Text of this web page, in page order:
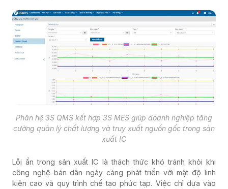
Phân hệ 3S QMS kết hợp 3S MES giúp doanh nghiệp tăng
cường quản lý chất lượng và truy xuất nguồn gốc trong sản
xuất IC
Lỗi ẩn trong sản xuất IC là thách thức khó tránh khỏi khi
công nghệ bán dẫn ngày càng phát triển với mật độ linh
kiện cao và quy trình chế tạo phức tạp. Việc chỉ dựa vào